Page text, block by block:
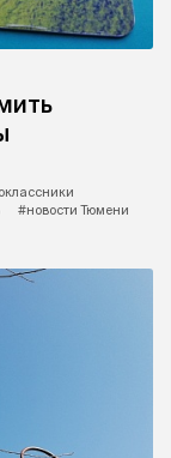
#новости Тюмени